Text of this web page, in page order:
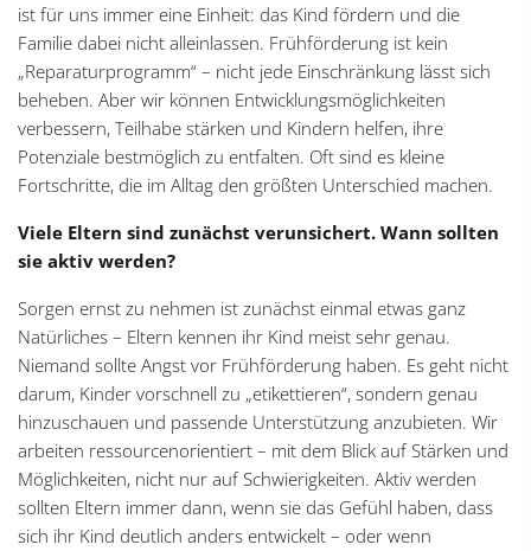
ist für uns immer eine Einheit: das Kind fördern und die
Familie dabei nicht alleinlassen. Frühförderung ist kein
„Reparaturprogramm“ – nicht jede Einschränkung lässt sich
beheben. Aber wir können Entwicklungsmöglichkeiten
verbessern, Teilhabe stärken und Kindern helfen, ihre
Potenziale bestmöglich zu entfalten. Oft sind es kleine
Fortschritte, die im Alltag den größten Unterschied machen.
Viele Eltern sind zunächst verunsichert. Wann sollten
sie aktiv werden?
Sorgen ernst zu nehmen ist zunächst einmal etwas ganz
Natürliches – Eltern kennen ihr Kind meist sehr genau.
Niemand sollte Angst vor Frühförderung haben. Es geht nicht
darum, Kinder vorschnell zu „etikettieren“, sondern genau
hinzuschauen und passende Unterstützung anzubieten. Wir
arbeiten ressourcenorientiert – mit dem Blick auf Stärken und
Möglichkeiten, nicht nur auf Schwierigkeiten. Aktiv werden
sollten Eltern immer dann, wenn sie das Gefühl haben, dass
sich ihr Kind deutlich anders entwickelt – oder wenn